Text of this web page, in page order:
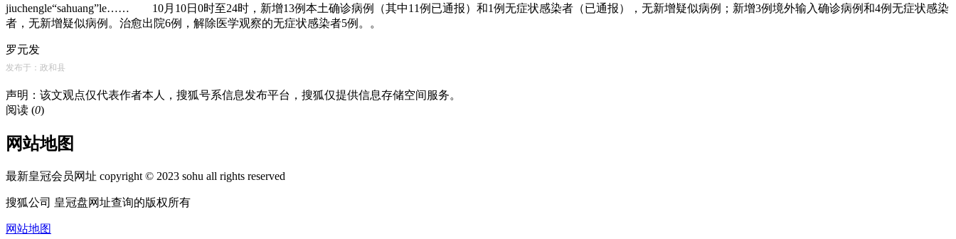
jiuchengle“sahuang”le…… 10月10日0时至24时，新增13例本土确诊病例（其中11例已通报）和1例无症状感染者（已通报），无新增疑似病例；新增3例境外输入确诊病例和4例无症状感染
者，无新增疑似病例。治愈出院6例，解除医学观察的无症状感染者5例。。
罗元发
发布于：政和县
声明：该文观点仅代表作者本人，搜狐号系信息发布平台，搜狐仅提供信息存储空间服务。
阅读 (0)
网站地图
最新皇冠会员网址 copyright © 2023 sohu all rights reserved
搜狐公司 皇冠盘网址查询的版权所有
网站地图